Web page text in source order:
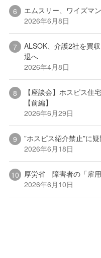
エムスリー、ワイズマ
2026年6月8日
ALSOK、介護2社を買
退へ
2026年4月8日
【座談会】ホスピス住
【前編】
2026年6月29日
”ホスピス紹介禁止”に
2026年6月18日
厚労省 障害者の「雇
2026年6月10日